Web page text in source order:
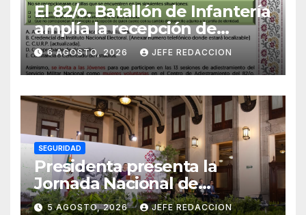
El 82/o. Batallón de Infantería
amplía la recepción de
documentos para obtener La
Catilla del Servicio Militar
Nacional
6 AGOSTO, 2026 JEFE REDACCION
SEGURIDAD
Presidenta presenta la
Jornada Nacional de
Reforestación 2026; se
5 AGOSTO, 2026 JEFE REDACCION